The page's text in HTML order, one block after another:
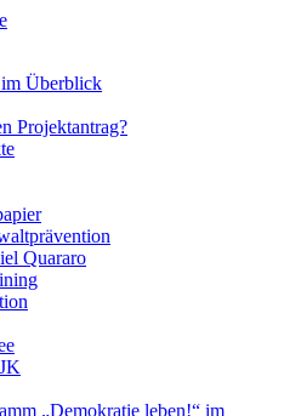
Überblick
Projektantrag?
Quararo
„Demokratie leben!“ im